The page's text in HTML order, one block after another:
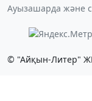
Ауызашарда және
© "Айқын-Литер"